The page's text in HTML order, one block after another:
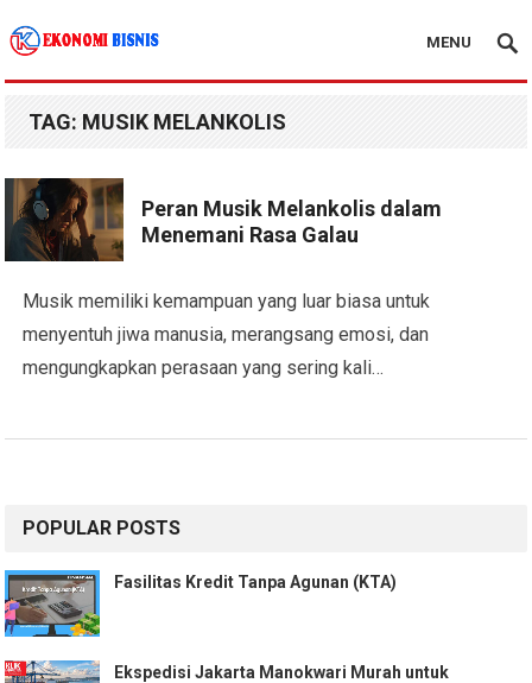
Kanal Ekonomi Bisnis
MENU
TAG: MUSIK MELANKOLIS
Peran Musik Melankolis dalam
Menemani Rasa Galau
Musik memiliki kemampuan yang luar biasa untuk
menyentuh jiwa manusia, merangsang emosi, dan
mengungkapkan perasaan yang sering kali…
POPULAR POSTS
Fasilitas Kredit Tanpa Agunan (KTA)
Ekspedisi Jakarta Manokwari Murah untuk